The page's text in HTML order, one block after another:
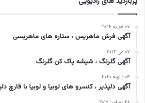
۰۷ فوریه ۲۰۲۴
آگهی فرش ماهریس ، ستاره های ماهریسی
۰۷ می ۲۰۲۲
آگهی گلرنگ ، شیشه پاک کن گلرنگ
۰۴ ژانویه ۲۰۲۰
آگهی دلپذیر ، کنسرو های لوبیا و لوبیا با قارچ